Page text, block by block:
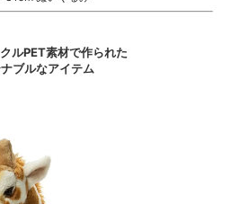
ルPET素材で作られた
ブルなアイテム